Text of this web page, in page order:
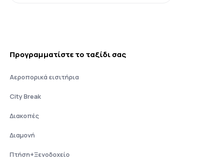
Προγραμματίστε το ταξίδι σας
Αεροπορικά εισιτήρια
City Break
Διακοπές
Διαμονή
Πτήση+Ξενοδοχείο